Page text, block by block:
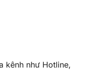
kênh như Hotline,